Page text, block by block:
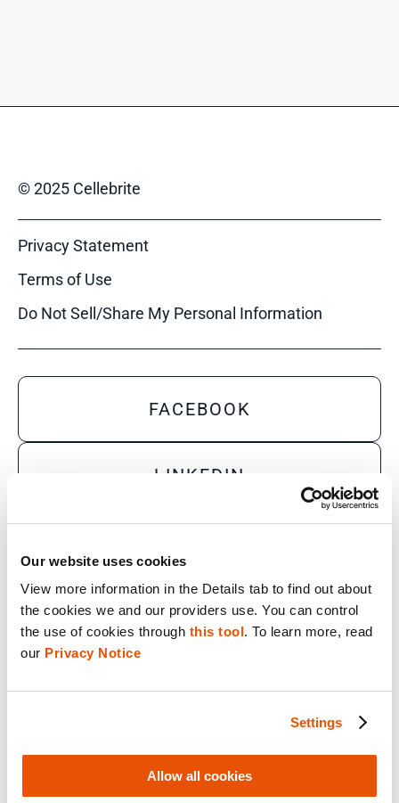
Our website uses cookies
View more information in the Details tab to find out about
the cookies we and our providers use. You can control
the use of cookies through this tool. To learn more, read
our Privacy Notice
Settings
Allow all cookies
© 2025 Cellebrite
Privacy Statement
Terms of Use
Do Not Sell/Share My Personal Information
FACEBOOK
LINKEDIN
X